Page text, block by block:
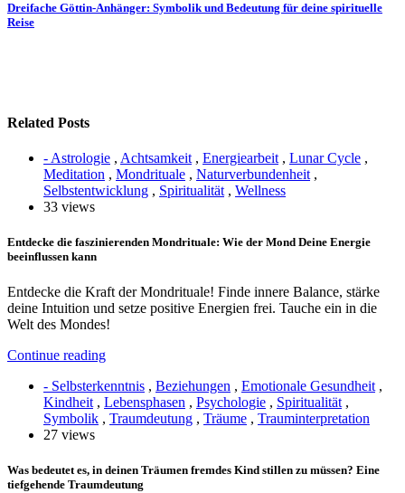
Dreifache Göttin-Anhänger: Symbolik und Bedeutung für deine spirituelle
Reise
Related Posts
- Astrologie , Achtsamkeit , Energiearbeit , Lunar Cycle ,
Meditation , Mondrituale , Naturverbundenheit ,
Selbstentwicklung , Spiritualität , Wellness
33 views
Entdecke die faszinierenden Mondrituale: Wie der Mond Deine Energie
beeinflussen kann
Entdecke die Kraft der Mondrituale! Finde innere Balance, stärke
deine Intuition und setze positive Energien frei. Tauche ein in die
Welt des Mondes!
Continue reading
- Selbsterkenntnis , Beziehungen , Emotionale Gesundheit ,
Kindheit , Lebensphasen , Psychologie , Spiritualität ,
Symbolik , Traumdeutung , Träume , Trauminterpretation
27 views
Was bedeutet es, in deinen Träumen fremdes Kind stillen zu müssen? Eine
tiefgehende Traumdeutung